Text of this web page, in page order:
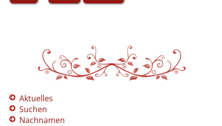
Aktuelles
Suchen
Nachnamen